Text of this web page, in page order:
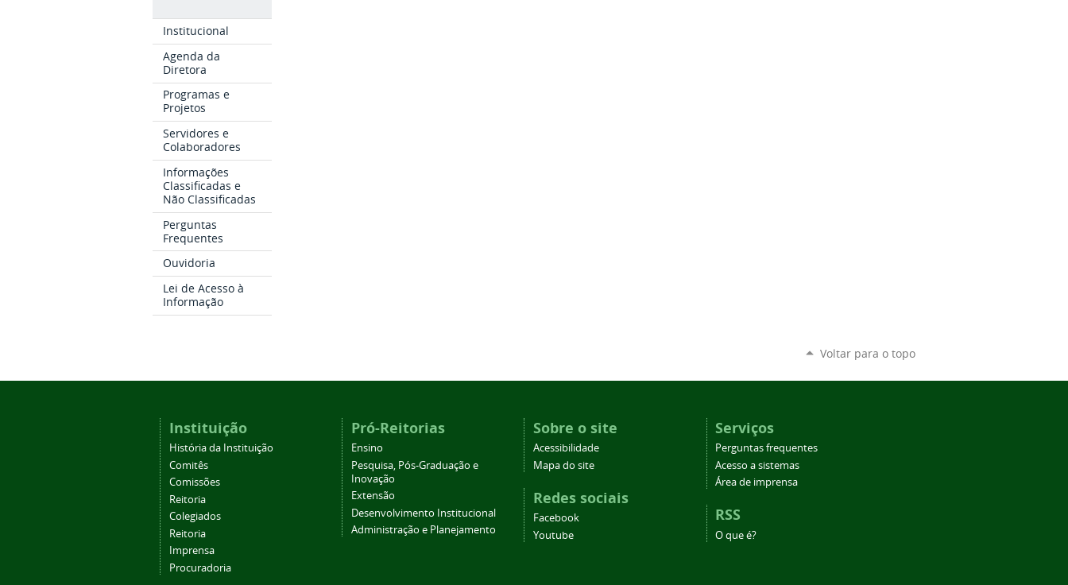
Institucional
Agenda da
Diretora
Programas e
Projetos
Servidores e
Colaboradores
Informações
Classificadas e
Não Classificadas
Perguntas
Frequentes
Ouvidoria
Lei de Acesso à
Informação
Voltar para o topo
Instituição
História da Instituição
Comitês
Comissões
Reitoria
Colegiados
Reitoria
Imprensa
Procuradoria
Pró-Reitorias
Ensino
Pesquisa, Pós-Graduação e
Inovação
Extensão
Desenvolvimento Institucional
Administração e Planejamento
Sobre o site
Acessibilidade
Mapa do site
Redes sociais
Facebook
Youtube
Serviços
Perguntas frequentes
Acesso a sistemas
Área de imprensa
RSS
O que é?